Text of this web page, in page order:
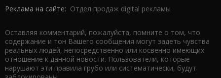
Реклама на сайте: Отдел продаж digital рекламы
Оставляя комментарий, пожалуйста, помните о том, что
содержание и тон Вашего сообщения могут задеть чувства
реальных людей, непосредственно или косвенно имеющих
отношение к данной новости. Пользователи, которые
нарушают эти правила грубо или систематически, будут